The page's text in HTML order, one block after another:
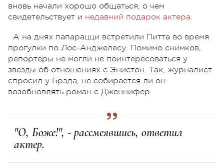
вновь начали хорошо общаться, о чем
свидетельствует и недавний подарок актера.
А на днях папарацци встретили Питта во время
прогулки по Лос-Анджелесу. Помимо снимков,
репортеры не могли не поинтересоваться у
звезды об отношениях с Энистон. Так, журналист
спросил у Брэда, не собирается ли он
возобновлять роман с Дженнифер.
"О, Боже!", - рассмеявшись, ответил
актер.